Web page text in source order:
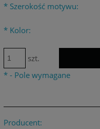
* Szerokość motywu:
* Kolor:
szt.
* - Pole wymagane
Producent: